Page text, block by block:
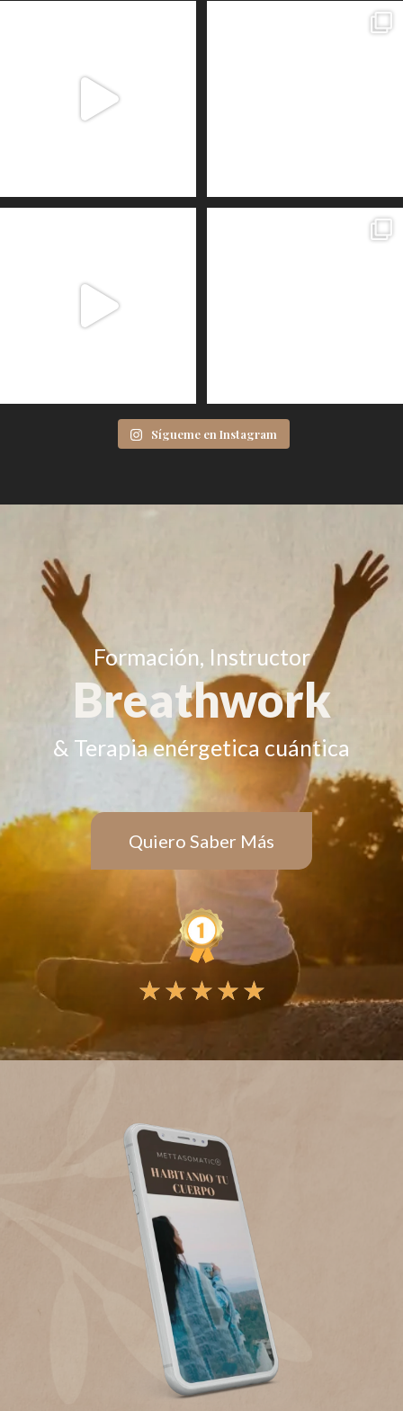
Una nueva dimensión se
Sígueme en Instagram
Formación, Instructor
Breathwork
& Terapia enérgetica cuántica
Quiero Saber Más
★★★★★